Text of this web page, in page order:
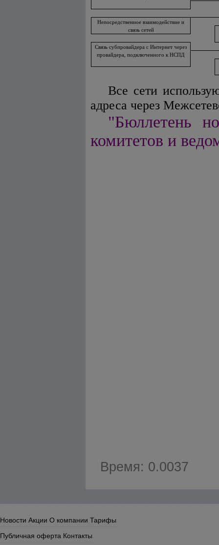
Непосредственное взаимодействие и
связь сетей
Связь субпровайдера с Интернет через
провайдера, подключенного к НСПД
Все сети
адреса через
"Бюллетень
комитетов и
Время: 0.0037
Новости Акции О компании Тарифы
Публичная оферта Контакты